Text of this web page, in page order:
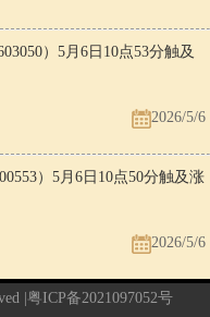
）5月6日10点53分触及
2026/5/6
）5月6日10点50分触及涨
2026/5/6
| 粤ICP备2021097052号